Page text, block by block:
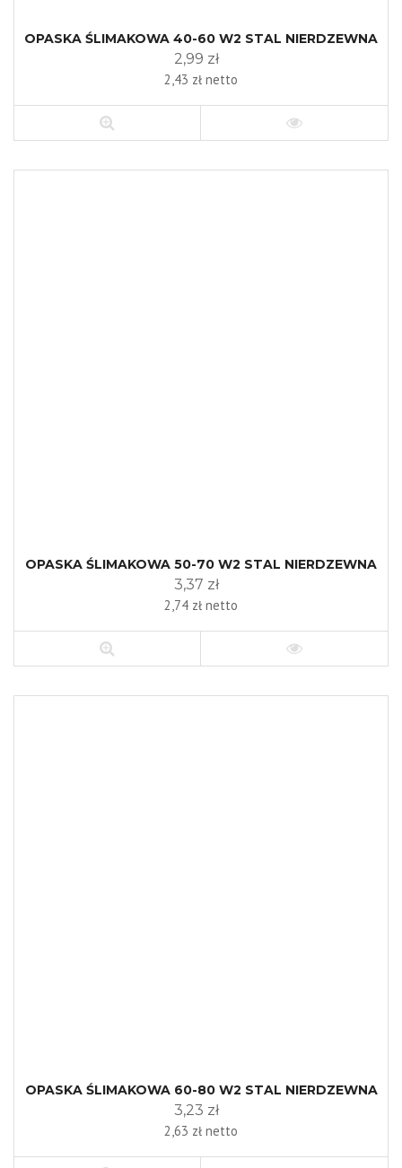
OPASKA ŚLIMAKOWA 40-60 W2 STAL NIERDZEWNA
2,99 zł
2,43 zł netto
OPASKA ŚLIMAKOWA 50-70 W2 STAL NIERDZEWNA
3,37 zł
2,74 zł netto
OPASKA ŚLIMAKOWA 60-80 W2 STAL NIERDZEWNA
3,23 zł
2,63 zł netto